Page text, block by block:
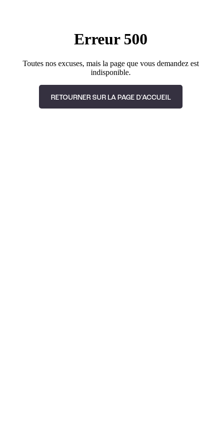
Erreur 500
Toutes nos excuses, mais la page que vous demandez est
indisponible.
RETOURNER SUR LA PAGE D'ACCUEIL